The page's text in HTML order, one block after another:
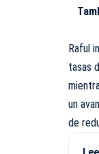
Raful
tasas
un
de